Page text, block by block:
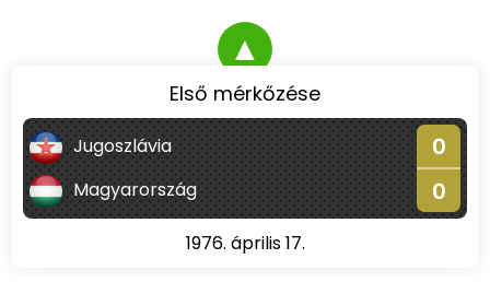
▲
Első mérkőzése
Jugoszlávia 0
Magyarország 0
1976. április 17.